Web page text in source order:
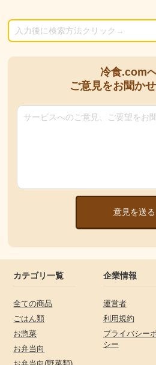
冷食.com
ご意見をお聞か
意見を送る
カテゴリ一覧
全ての商品
ごはん類
お惣菜
お弁当向
企業情報
運営者
利用規約
プライバシー
シー